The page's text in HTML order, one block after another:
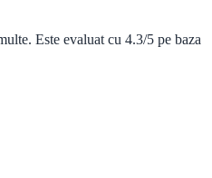
Este evaluat cu 4.3/5 pe baza